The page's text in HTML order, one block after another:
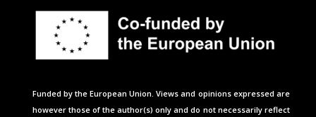
Funded by the European Union. Views and opinions expressed are
however those of the author(s) only and do not necessarily reflect